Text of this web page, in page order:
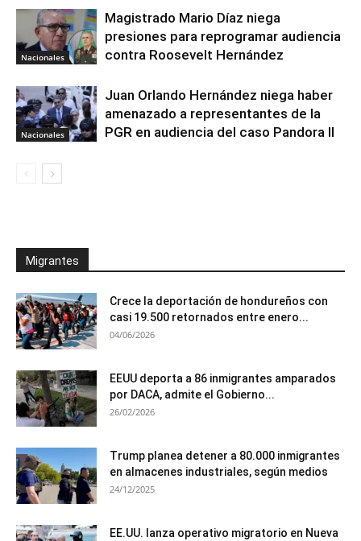
Nacionales
Magistrado Mario Díaz niega
presiones para reprogramar audiencia
contra Roosevelt Hernández
Nacionales
Juan Orlando Hernández niega haber
amenazado a representantes de la
PGR en audiencia del caso Pandora II
Migrantes
Crece la deportación de hondureños con
casi 19.500 retornados entre enero...
04/06/2026
EEUU deporta a 86 inmigrantes amparados
por DACA, admite el Gobierno...
26/02/2026
Trump planea detener a 80.000 inmigrantes
en almacenes industriales, según medios
24/12/2025
EE.UU. lanza operativo migratorio en Nueva